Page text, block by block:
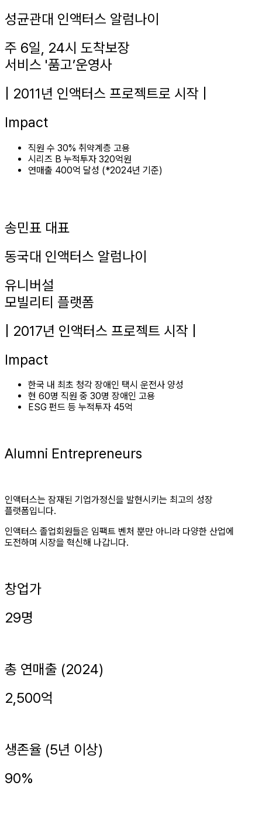
성균관대 인액터스 알럼나이
주 6일, 24시 도착보장
서비스 '품고’운영사
| 2011년 인액터스 프로젝트로 시작 |
Impact
직원 수 30% 취약계층 고용
시리즈 B 누적투자 320억원
연매출 400억 달성 (*2024년 기준)
송민표 대표
동국대 인액터스 알럼나이
유니버설
모빌리티 플랫폼
| 2017년 인액터스 프로젝트 시작 |
Impact
한국 내 최초 청각 장애인 택시 운전사 양성
현 60명 직원 중 30명 장애인 고용
ESG 펀드 등 누적투자 45억
Alumni Entrepreneurs
인액터스는 잠재된 기업가정신을 발현시키는 최고의 성장
플랫폼입니다.
인액터스 졸업회원들은 임팩트 벤처 뿐만 아니라 다양한 산업에
도전하며 시장을 혁신해 나갑니다.
창업가
29명
총 연매출 (2024)
2,500억
생존율 (5년 이상)
90%